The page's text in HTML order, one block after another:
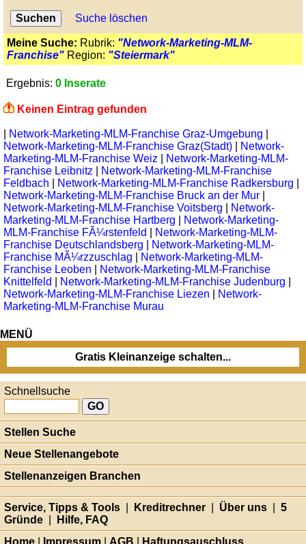
Suche löschen
Meine Suche: Rubrik: "Network-Marketing-MLM-
Franchise" Region: "Steiermark"
Ergebnis: 0 Inserate
Keinen Eintrag gefunden
Network-Marketing-MLM-Franchise Graz-Umgebung
Network-Marketing-MLM-Franchise Graz(Stadt)
Network-
Marketing-MLM-Franchise Weiz
Network-Marketing-MLM-
Franchise Leibnitz
Network-Marketing-MLM-Franchise
Feldbach
Network-Marketing-MLM-Franchise Radkersburg
Network-Marketing-MLM-Franchise Bruck an der Mur
Network-Marketing-MLM-Franchise Voitsberg
Network-
Marketing-MLM-Franchise Hartberg
Network-Marketing-
MLM-Franchise FÃ¼rstenfeld
Network-Marketing-MLM-
Franchise Deutschlandsberg
Network-Marketing-MLM-
Franchise MÃ¼rzzuschlag
Network-Marketing-MLM-
Franchise Leoben
Network-Marketing-MLM-Franchise
Knittelfeld
Network-Marketing-MLM-Franchise Judenburg
Network-Marketing-MLM-Franchise Liezen
Network-
Marketing-MLM-Franchise Murau
MENÜ
Gratis Kleinanzeige schalten...
Schnellsuche
Stellen Suche
Neue Stellenangebote
Stellenanzeigen Branchen
Service, Tipps & Tools Kreditrechner Über uns
5
Gründe
Hilfe, FAQ
Home
Impressum AGB Haftungsauschluss